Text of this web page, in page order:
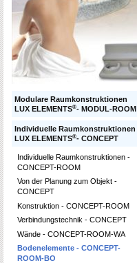
Modulare Raumkonstruktionen
LUX ELEMENTS®- MODUL-ROOM
Individuelle Raumkonstruktionen
LUX ELEMENTS®- CONCEPT
Individuelle Raumkonstruktionen -
CONCEPT-ROOM
Von der Planung zum Objekt -
CONCEPT
Konstruktion - CONCEPT-ROOM
Verbindungstechnik - CONCEPT
Wände - CONCEPT-ROOM-WA
Bodenelemente - CONCEPT-
ROOM-BO